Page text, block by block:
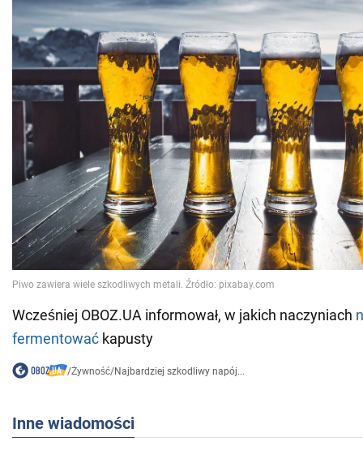
Wcześniej OBOZ.UA informował, w jakich naczyniach
fermentować kapusty
/Żywność/Najbardziej szkodliwy napój...
Inne wiadomości